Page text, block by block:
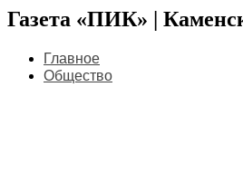
Газета «ПИК» |
Главное
Общество